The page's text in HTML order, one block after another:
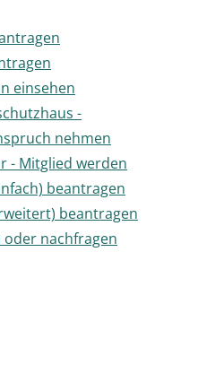
einsehen
-
nehmen
- Mitglied werden
beantragen
beantragen
oder nachfragen